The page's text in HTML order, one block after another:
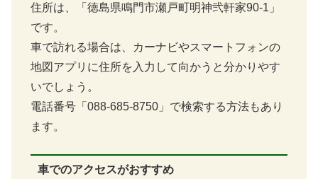
住所は、「徳島県鳴門市瀬戸町明神弐軒家90-1」
です。
車で訪れる場合は、カーナビやスマートフォンの
地図アプリに住所を入力して向かうと分かりやす
いでしょう。
電話番号「088-685-8750」で検索する方法もあり
ます。
車でのアクセスがおすすめ